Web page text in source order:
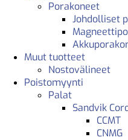
Porakoneet
Johdolliset
Muut tuotteet
Nostovälineet
Poistomyynti
Palat
Sandvik
CCMT
CNMG